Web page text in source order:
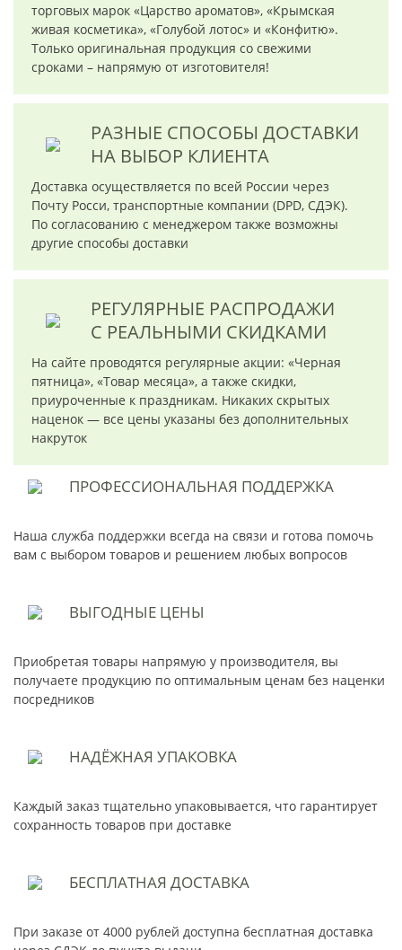
торговых марок «Царство ароматов», «Крымская
живая косметика», «Голубой лотос» и «Конфитю».
Только оригинальная продукция со свежими
сроками – напрямую от изготовителя!
РАЗНЫЕ СПОСОБЫ ДОСТАВКИ
НА ВЫБОР КЛИЕНТА
Доставка осуществляется по всей России через
Почту Росси, транспортные компании (DPD, СДЭК).
По согласованию с менеджером также возможны
другие способы доставки
РЕГУЛЯРНЫЕ РАСПРОДАЖИ
С РЕАЛЬНЫМИ СКИДКАМИ
На сайте проводятся регулярные акции: «Черная
пятница», «Товар месяца», а также скидки,
приуроченные к праздникам. Никаких скрытых
наценок — все цены указаны без дополнительных
накруток
ПРОФЕССИОНАЛЬНАЯ ПОДДЕРЖКА
Наша служба поддержки всегда на связи и готова помочь
вам с выбором товаров и решением любых вопросов
ВЫГОДНЫЕ ЦЕНЫ
Приобретая товары напрямую у производителя, вы
получаете продукцию по оптимальным ценам без наценки
посредников
НАДЁЖНАЯ УПАКОВКА
Каждый заказ тщательно упаковывается, что гарантирует
сохранность товаров при доставке
БЕСПЛАТНАЯ ДОСТАВКА
При заказе от 4000 рублей доступна бесплатная доставка